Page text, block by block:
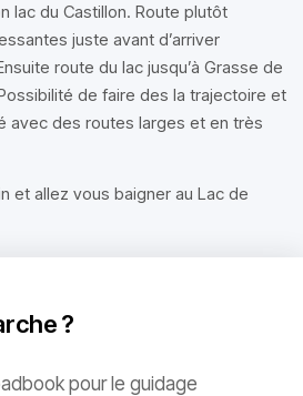
lac du Castillon. Route plutôt
juste avant d’arriver
route du lac jusqu’à Grasse de
de faire des la trajectoire et
avec des routes larges et en très
et allez vous baigner au Lac de
?
pour le guidage